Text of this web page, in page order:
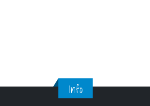
Info